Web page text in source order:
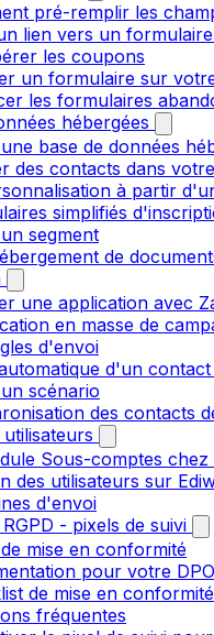
pré-remplir les
lien vers un
les coupons
un formulaire sur
les formulaires
hébergées
base de données
des contacts dans
à partir
simplifiés
segment
de
une application avec
en masse de
d'envoi
d'un
scénario
des contacts
Sous-comptes chez
des utilisateurs sur
d'envoi
- pixels de suivi
mise en conformité
pour votre DPO
de mise en conformité
fréquentes